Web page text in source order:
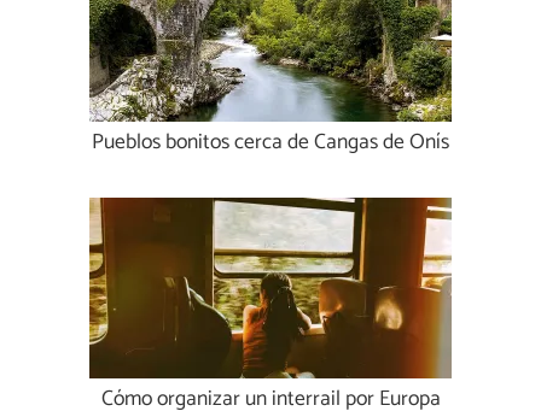
Pueblos bonitos cerca de Cangas de Onís
Cómo organizar un interrail por Europa